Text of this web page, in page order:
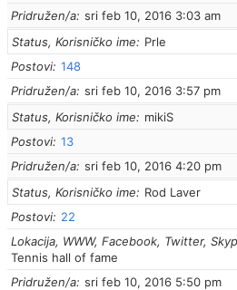
Pridružen/a sri feb 10, 2016 3:03 am
Status, Korisničko ime
Prle
Postovi 148
Pridružen/a sri feb 10, 2016 3:57 pm
Status, Korisničko ime
mikiS
Postovi 13
Pridružen/a sri feb 10, 2016 4:20 pm
Status, Korisničko ime
Rod Laver
Postovi
22
Lokacija, WWW, Facebook, Twitter,
Tennis hall of fame
Pridružen/a sri feb 10, 2016 5:50 pm